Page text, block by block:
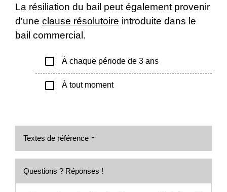
La résiliation du bail peut également provenir
d'une clause résolutoire introduite dans le
bail commercial.
check_box_outline_blank À chaque période de 3 ans
check_box_outline_blank À tout moment
Textes de référence
Questions ? Réponses !